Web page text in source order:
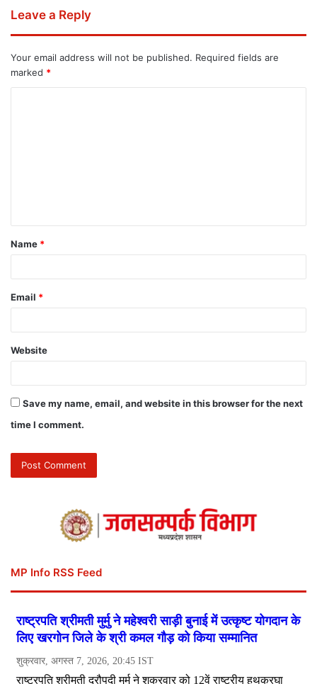
Leave a Reply
Your email address will not be published. Required fields are
marked *
Name *
Email *
Website
Save my name, email, and website in this browser for the next
time I comment.
MP Info RSS Feed